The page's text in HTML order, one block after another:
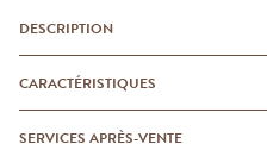
DESCRIPTION
CARACTÉRISTIQUES
SERVICES APRÈS-VENTE